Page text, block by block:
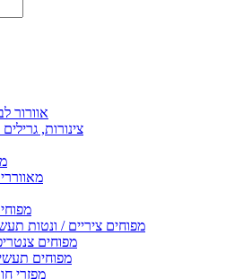
אוורור
צינורות,
מפוחים ציריים / ונטות
מפוחים
מפוחים
מפזרי